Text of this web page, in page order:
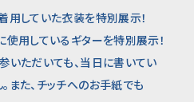
用していた衣装を特別展示！
使用しているギターを特別展示！
いただいても、当日に書いてい
また、チッチへのお手紙でも